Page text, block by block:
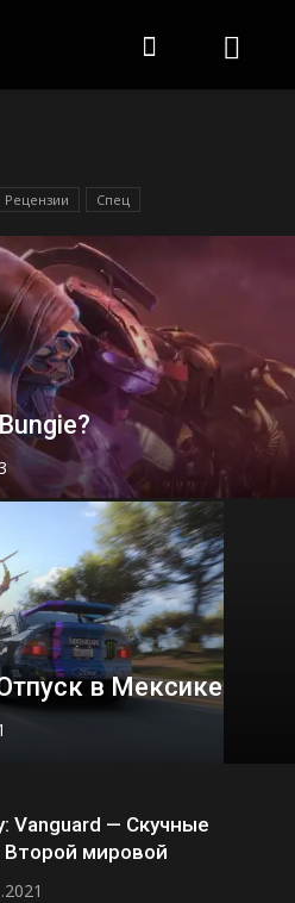
Рецензии Спец
в Мексике
Vanguard — Скучные
мировой